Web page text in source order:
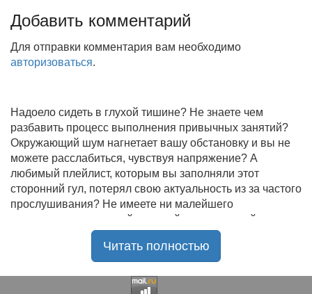
Добавить комментарий
Для отправки комментария вам необходимо
авторизоваться.
Надоело сидеть в глухой тишине? Не знаете чем
разбавить процесс выполнения привычных занятий?
Окружающий шум нагнетает вашу обстановку и вы не
можете расслабиться, чувствуя напряжение? А
любимый плейлист, которым вы заполняли этот
сторонний гул, потерял свою актуальность из за частого
прослушивания? Не имеете ни малейшего
представления, где найти новый качественный контент
на замену старому? В таком случае вы обратились по
радостью приветствует своих старых и новых
Читать полностью